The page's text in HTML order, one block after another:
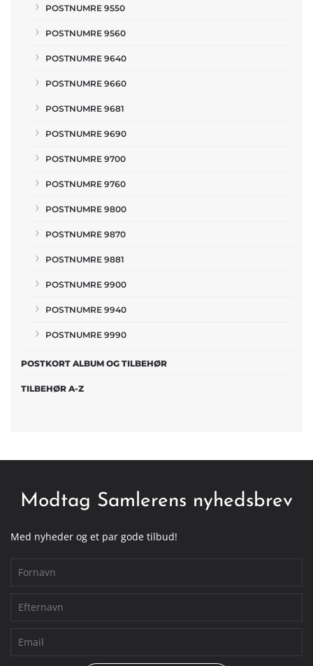
POSTNUMRE 9550
POSTNUMRE 9560
POSTNUMRE 9640
POSTNUMRE 9660
POSTNUMRE 9681
POSTNUMRE 9690
POSTNUMRE 9700
POSTNUMRE 9760
POSTNUMRE 9800
POSTNUMRE 9870
POSTNUMRE 9881
POSTNUMRE 9900
POSTNUMRE 9940
POSTNUMRE 9990
POSTKORT ALBUM OG TILBEHØR
TILBEHØR A-Z
Modtag Samlerens nyhedsbrev
Med nyheder og et par gode tilbud!